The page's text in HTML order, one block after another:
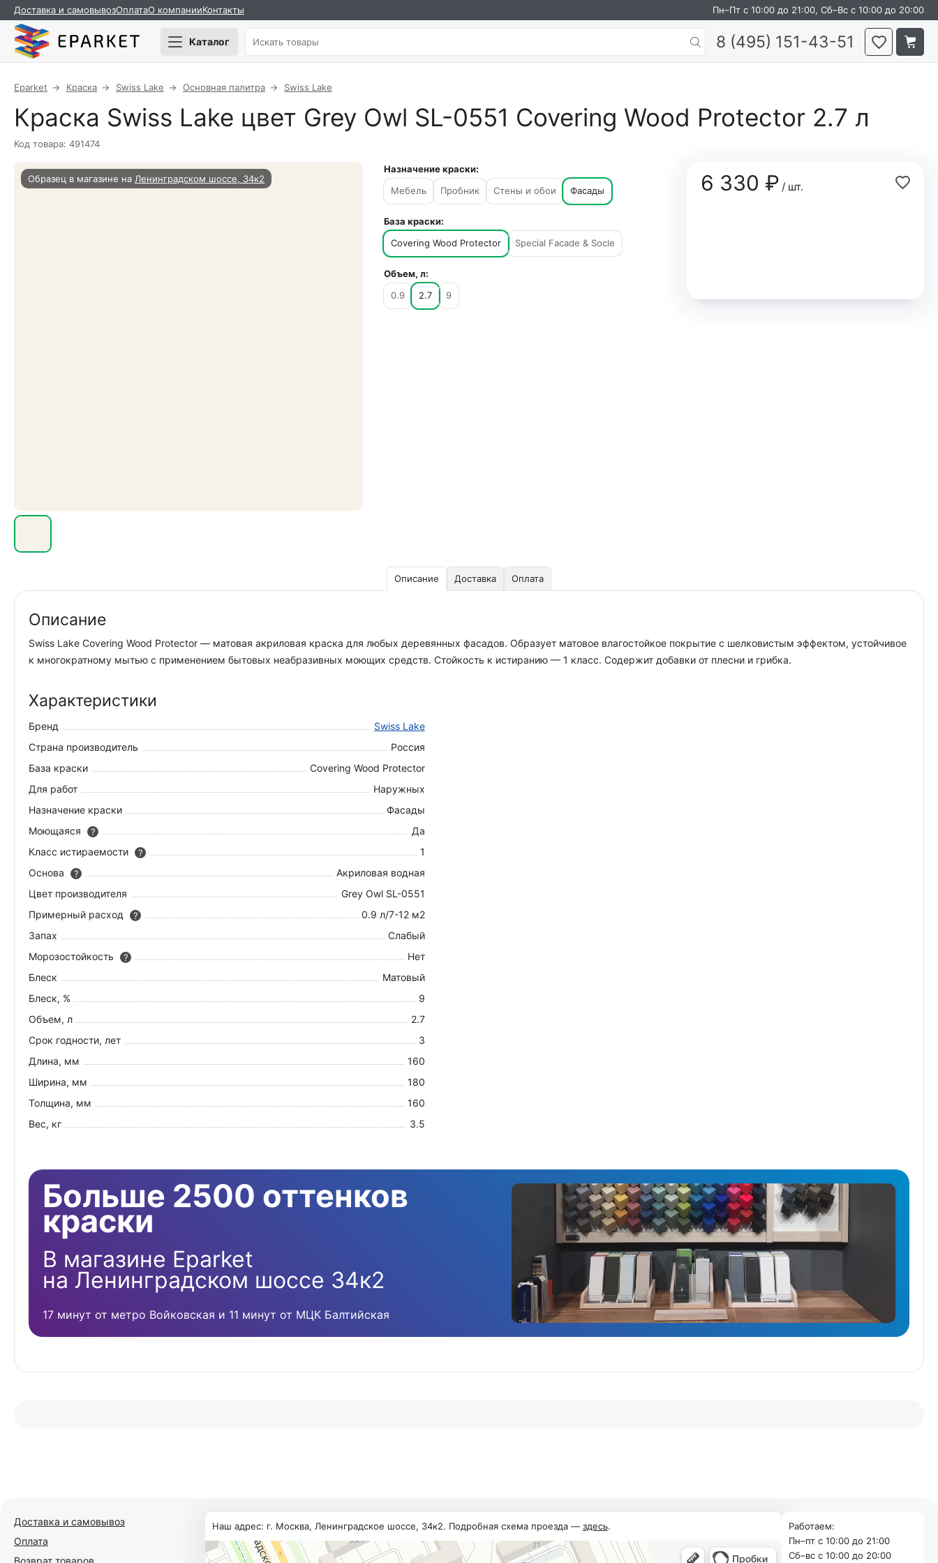
Доставка и самовывозОплатаО компанииКонтакты Пн–Пт с 10:00 до 21:00, Сб–Вс с 10:00 до 20:00
Каталог 8 (495) 151-43-51
Eparket Краска Swiss Lake Основная палитра Swiss Lake
Краска Swiss Lake цвет Grey Owl SL-0551 Covering Wood Protector 2.7 л
Код товара: 491474
Образец в магазине на Ленинградском шоссе, 34к2 6 330 ₽/ шт.
Назначение краски:
Мебель
Пробник Стены и обои Фасады
База краски:
Covering Wood Protector
Special Facade & Socle
Объем, л:
0.9
2.7 9
Описание Доставка Оплата
Описание
Swiss Lake Covering Wood Protector — матовая акриловая краска для любых деревянных фасадов. Образует матовое влагостойкое покрытие с шелковистым эффектом, устойчивое
к многократному мытью с применением бытовых неабразивных моющих средств. Стойкость к истиранию — 1 класс. Содержит добавки от плесни и грибка.
Характеристики
Бренд
Swiss Lake
Страна производитель
Россия
База краски
Covering Wood Protector
Для работ
Наружных
Назначение краски
Фасады
Моющаяся
?
Да
Класс истираемости
?
1
Основа
?
Акриловая водная
Цвет производителя
Grey Owl SL-0551
Примерный расход
?
0.9 л/7-12 м2
Запах
Слабый
Морозостойкость
?
Нет
Блеск
Матовый
Блеск, %
9
Объем, л
2.7
Срок годности, лет
3
Длина, мм
160
Ширина, мм
180
Толщина, мм
160
Вес, кг
3.5
Больше 2500 оттенков
краски
В магазине Eparket
на Ленинградском шоссе 34к2
17 минут от метро Войковская и 11 минут от МЦК Балтийская
Доставка и самовывоз
Оплата
Возврат товаров
Наш адрес: г. Москва, Ленинградское шоссе, 34к2. Подробная схема проезда — здесь.
Работаем:
Пн–пт с 10:00 до 21:00
Cб–вс с 10:00 до 20:00